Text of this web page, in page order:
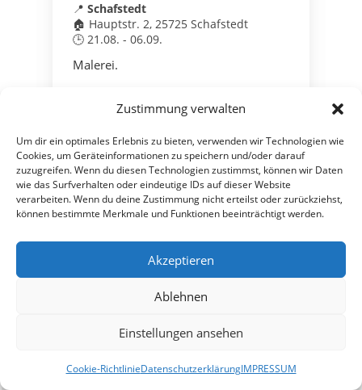
Zustimmung verwalten
Um dir ein optimales Erlebnis zu bieten, verwenden wir Technologien wie
Cookies, um Geräteinformationen zu speichern und/oder darauf
zuzugreifen. Wenn du diesen Technologien zustimmst, können wir Daten
wie das Surfverhalten oder eindeutige IDs auf dieser Website
verarbeiten. Wenn du deine Zustimmung nicht erteilst oder zurückziehst,
können bestimmte Merkmale und Funktionen beeinträchtigt werden.
Akzeptieren
Ablehnen
Einstellungen ansehen
Cookie-RichtlinieDatenschutzerklärungIMPRESSUM
📍 Schafstedt
🏠 Hauptstr. 2, 25725 Schafstedt
🕒 21.08. - 06.09.
Malerei.
22.08.
AUG
REGINA TROG,DR. SERAFINE CHRISTINE KRATZKE
Augenschmaus
🏠 Wiedhof 48, 25693 St. Michaelisdonn
🕒 22. August - 23. August
22.